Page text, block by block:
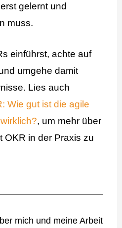
gelernt und
muss.
einführst, achte auf
umgehe damit
Lies auch
Wie gut ist die agile
, um mehr über
OKR in der Praxis zu
mich und meine Arbeit